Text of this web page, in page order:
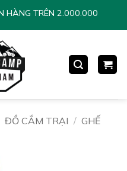
HÀNG TRÊN 2.000.000
ĐỒ CẮM TRẠI / GHẾ